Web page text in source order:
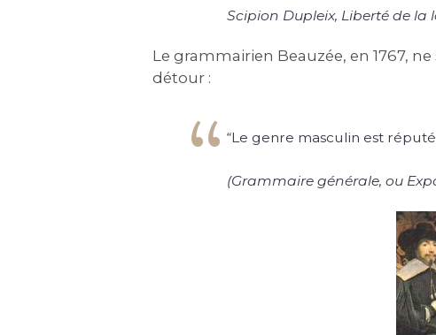
Scipion Dupleix, Liberté de la
Le grammairien Beauzée, en 1767,
détour :
“Le genre masculin est
(Grammaire générale, ou